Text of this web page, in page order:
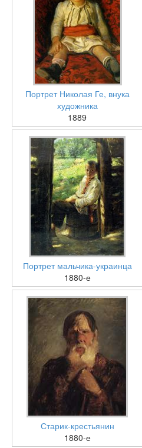
Портрет Николая Ге, внука
художника
1889
Портрет мальчика-украинца
1880-е
Старик-крестьянин
1880-е